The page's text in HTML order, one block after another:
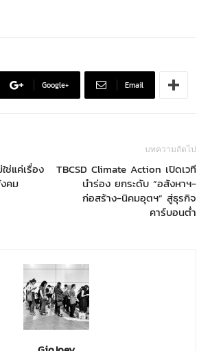
Google+ Email
ช่แค่เรื่อง
คม
บทความถัดไป
TBCSD Climate Action เปิดเวที
นำร่อง ยกระดับ “อสังหาฯ-
ก่อสร้าง-นิคมอุตฯ” สู่ธุรกิจ
คาร์บอนต่ำ